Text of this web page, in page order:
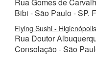
Bibi - São Paulo - SP.
Flying Sushi - Higienópolis
Rua Doutor
Consolação - São